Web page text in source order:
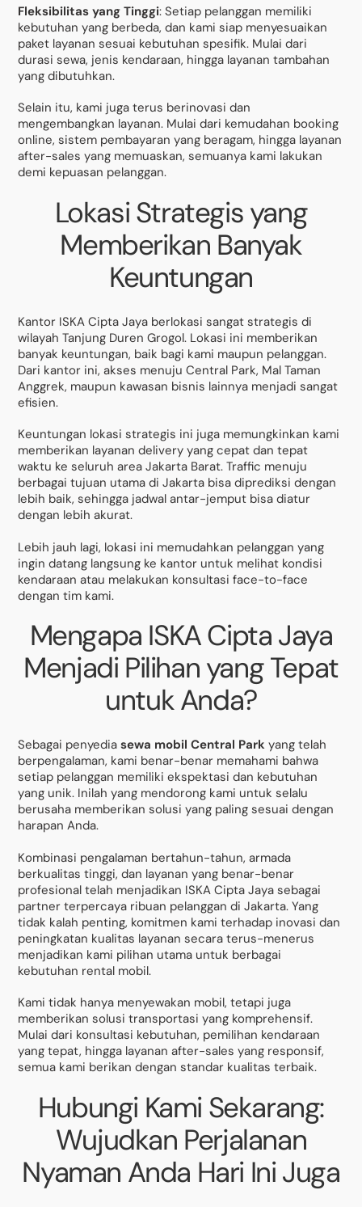
Fleksibilitas yang Tinggi: Setiap pelanggan memiliki
kebutuhan yang berbeda, dan kami siap menyesuaikan
paket layanan sesuai kebutuhan spesifik. Mulai dari
durasi sewa, jenis kendaraan, hingga layanan tambahan
yang dibutuhkan.
Selain itu, kami juga terus berinovasi dan
mengembangkan layanan. Mulai dari kemudahan booking
online, sistem pembayaran yang beragam, hingga layanan
after-sales yang memuaskan, semuanya kami lakukan
demi kepuasan pelanggan.
Lokasi Strategis yang
Memberikan Banyak
Keuntungan
Kantor ISKA Cipta Jaya berlokasi sangat strategis di
wilayah Tanjung Duren Grogol. Lokasi ini memberikan
banyak keuntungan, baik bagi kami maupun pelanggan.
Dari kantor ini, akses menuju Central Park, Mal Taman
Anggrek, maupun kawasan bisnis lainnya menjadi sangat
efisien.
Keuntungan lokasi strategis ini juga memungkinkan kami
memberikan layanan delivery yang cepat dan tepat
waktu ke seluruh area Jakarta Barat. Traffic menuju
berbagai tujuan utama di Jakarta bisa diprediksi dengan
lebih baik, sehingga jadwal antar-jemput bisa diatur
dengan lebih akurat.
Lebih jauh lagi, lokasi ini memudahkan pelanggan yang
ingin datang langsung ke kantor untuk melihat kondisi
kendaraan atau melakukan konsultasi face-to-face
dengan tim kami.
Mengapa ISKA Cipta Jaya
Menjadi Pilihan yang Tepat
untuk Anda?
Sebagai penyediasewa mobil Central Park yang telah
berpengalaman, kami benar-benar memahami bahwa
setiap pelanggan memiliki ekspektasi dan kebutuhan
yang unik. Inilah yang mendorong kami untuk selalu
berusaha memberikan solusi yang paling sesuai dengan
harapan Anda.
Kombinasi pengalaman bertahun-tahun, armada
berkualitas tinggi, dan layanan yang benar-benar
profesional telah menjadikan ISKA Cipta Jaya sebagai
partner terpercaya ribuan pelanggan di Jakarta. Yang
tidak kalah penting, komitmen kami terhadap inovasi dan
peningkatan kualitas layanan secara terus-menerus
menjadikan kami pilihan utama untuk berbagai
kebutuhan rental mobil.
Kami tidak hanya menyewakan mobil, tetapi juga
memberikan solusi transportasi yang komprehensif.
Mulai dari konsultasi kebutuhan, pemilihan kendaraan
yang tepat, hingga layanan after-sales yang responsif,
semua kami berikan dengan standar kualitas terbaik.
Hubungi Kami Sekarang:
Wujudkan Perjalanan
Nyaman Anda Hari Ini Juga